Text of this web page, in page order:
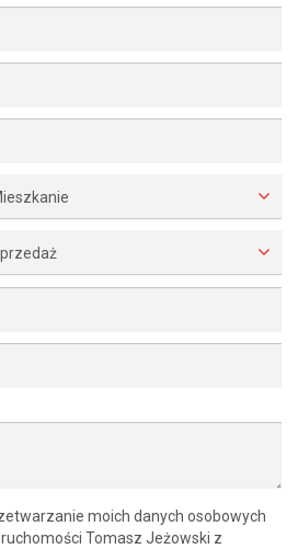
moich danych osobowych
Tomasz Jeżowski z